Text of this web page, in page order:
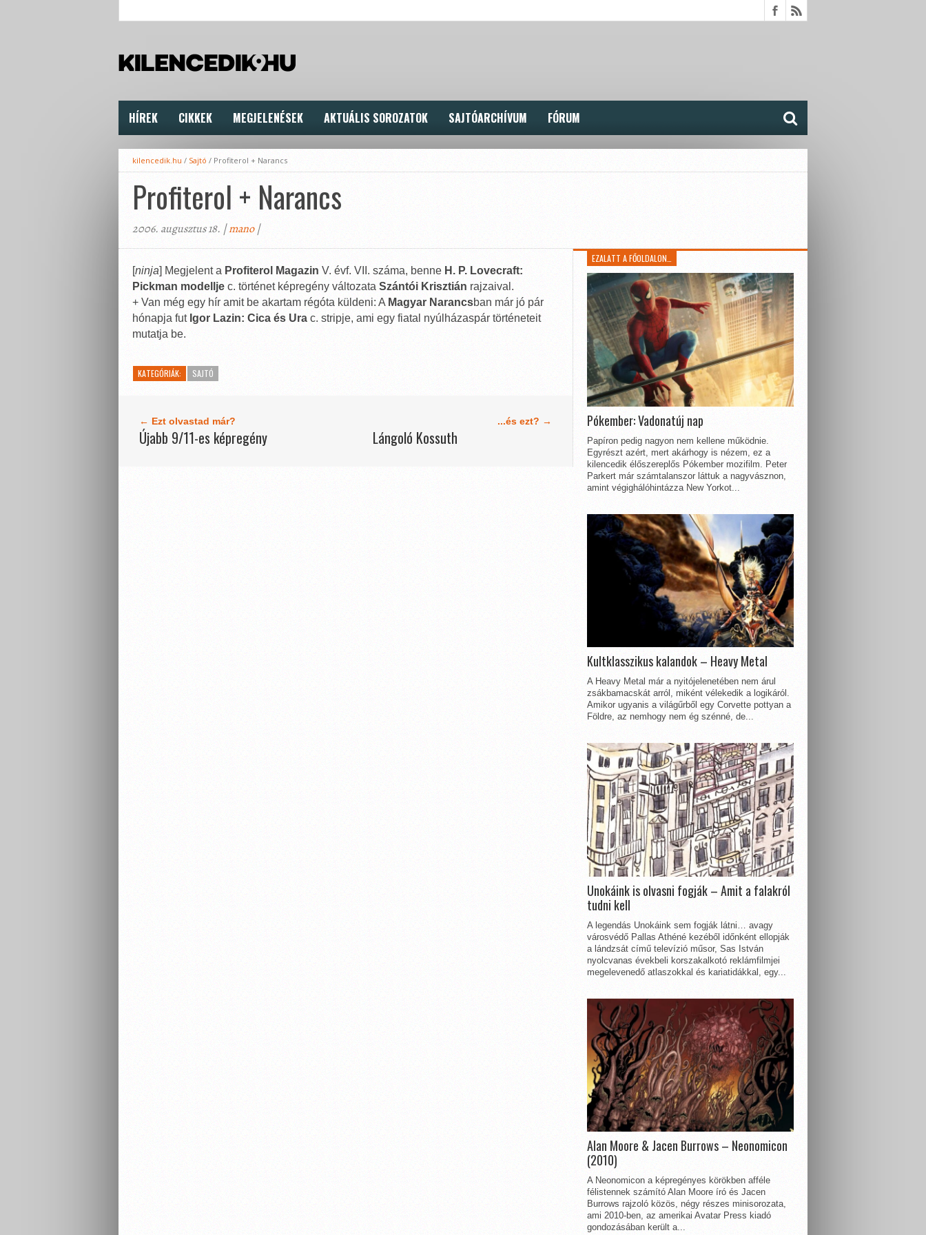
HÍREK CIKKEK MEGJELENÉSEK AKTUÁLIS SOROZATOK SAJTÓARCHÍVUM FÓRUM
kilencedik.hu / Sajtó / Profiterol + Narancs
Profiterol + Narancs
2006. augusztus 18. |mano|
[ninja] Megjelent a Profiterol Magazin V. évf. VII. száma, benne H. P. Lovecraft:
Pickman modelljec. történet képregény változata Szántói Krisztián rajzaival.
+ Van még egy hír amit be akartam régóta küldeni: A Magyar Narancsban már jó pár
hónapja fut Igor Lazin: Cica és Urac. stripje, ami egy fiatal nyúlházaspár történeteit
mutatja be.
KATEGÓRIÁK: SAJTÓ
← Ezt olvastad már?
Újabb 9/11-es képregény
...és ezt? →
Lángoló Kossuth
EZALATT A FŐOLDALON…
Pókember: Vadonatúj nap
Papíron pedig nagyon nem kellene működnie.
Egyrészt azért, mert akárhogy is nézem, ez a
kilencedik élőszereplős Pókember mozifilm. Peter
Parkert már számtalanszor láttuk a nagyvásznon,
amint végighálóhintázza New Yorkot...
Kultklasszikus kalandok – Heavy Metal
A Heavy Metal már a nyitójelenetében nem árul
zsákbamacskát arról, miként vélekedik a logikáról.
Amikor ugyanis a világűrből egy Corvette pottyan a
Földre, az nemhogy nem ég szénné, de...
Unokáink is olvasni fogják – Amit a falakról
tudni kell
A legendás Unokáink sem fogják látni… avagy
városvédő Pallas Athéné kezéből időnként ellopják
a lándzsát című televízió műsor, Sas István
nyolcvanas évekbeli korszakalkotó reklámfilmjei
megelevenedő atlaszokkal és kariatidákkal, egy...
Alan Moore & Jacen Burrows – Neonomicon
(2010)
A Neonomicon a képregényes körökben afféle
félistennek számító Alan Moore író és Jacen
Burrows rajzoló közös, négy részes minisorozata,
ami 2010-ben, az amerikai Avatar Press kiadó
gondozásában került a...